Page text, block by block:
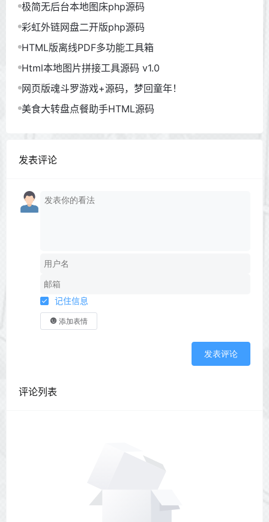
极简无后台本地图床php源码
彩虹外链网盘二开版php源码
HTML版离线PDF多功能工具箱
Html本地图片拼接工具源码 v1.0
网页版魂斗罗游戏+源码，梦回童年！
美食大转盘点餐助手HTML源码
发表评论
记住信息
添加表情
发表评论
评论列表